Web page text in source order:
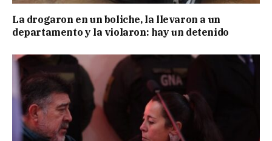
La drogaron en un boliche, la llevaron a un
departamento y la violaron: hay un detenido